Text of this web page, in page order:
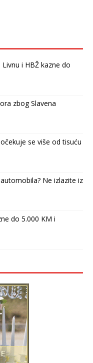
i HBŽ kazne do
zbog Slavena
se više od tisuću
Ne izlazite iz
do 5.000 KM i